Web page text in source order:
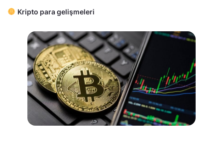
Kripto para gelişmeleri